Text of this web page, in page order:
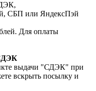
СБП или ЯндексПэй
Для оплаты
выдачи "СДЭК" при
вскрыть посылку и